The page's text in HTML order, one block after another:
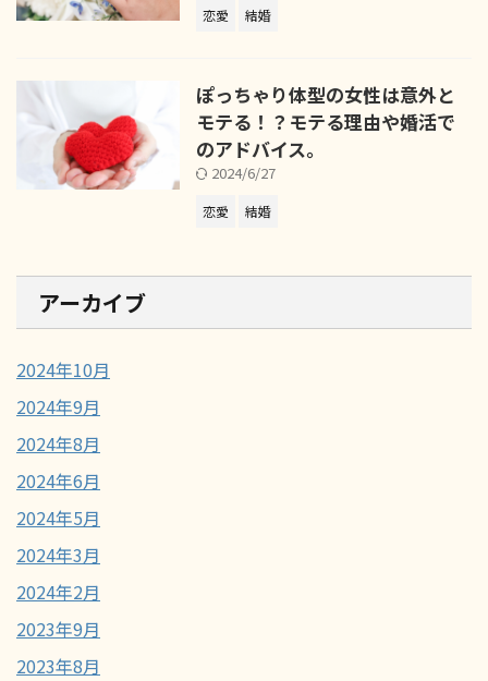
恋愛 結婚
ぽっちゃり体型の女性は意外と
モテる！？モテる理由や婚活で
のアドバイス。
2024/6/27
恋愛 結婚
アーカイブ
2024年10月
2024年9月
2024年8月
2024年6月
2024年5月
2024年3月
2024年2月
2023年9月
2023年8月